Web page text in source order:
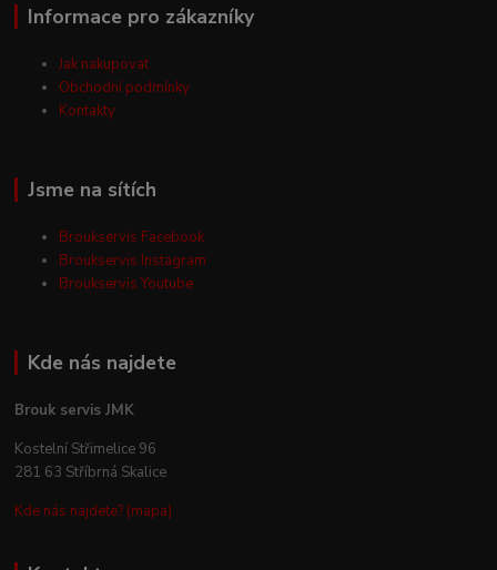
Informace pro zákazníky
Jak nakupovat
Obchodní podmínky
Kontakty
Jsme na sítích
Broukservis Facebook
Broukservis Instagram
Broukservis Youtube
Kde nás najdete
Brouk servis JMK
Kostelní Střimelice 96
281 63 Stříbrná Skalice
Kde nás najdete? (mapa)